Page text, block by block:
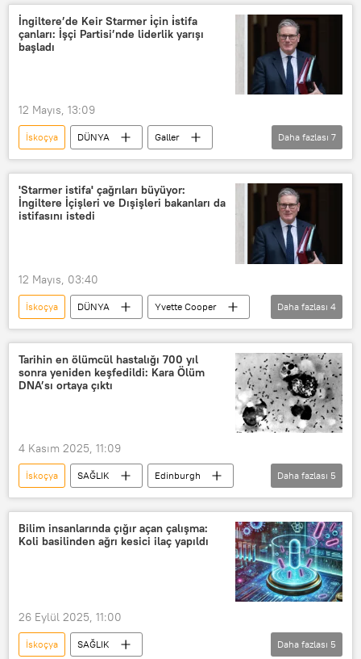
Bilim, Sanayi ve Teknoloji Bakanlığı
yılsonu2026
İngiltere’de Keir Starmer i̇çin i̇stifa
çanları: İşçi Partisi’nde liderlik yarışı
başladı
12 Mayıs, 13:09
İskoçya DÜNYA
Galler
Keir Starmer
Yvette Cooper
Manchester
David Lammy
İşçi Partisi
Yeşil Parti
Daha fazlası 7
'Starmer istifa' çağrıları büyüyor:
İngiltere İçişleri ve Dışişleri bakanları da
istifasını istedi
12 Mayıs, 03:40
İskoçya DÜNYA
Yvette Cooper
Andy Burnham
Galler
Manchester
Keir Starmer
Daha fazlası 4
Tarihin en ölümcül hastalığı 700 yıl
sonra yeniden keşfedildi: Kara Ölüm
DNA’sı ortaya çıktı
4 Kasım 2025, 11:09
İskoçya SAĞLIK
Edinburgh
DNA
Kara veba
veba
Salgın
Orta Çağ
Daha fazlası 5
Bilim insanlarında çığır açan çalışma:
Koli basilinden ağrı kesici ilaç yapıldı
26 Eylül 2025, 11:00
İskoçya
SAĞLIK
Daha fazlası 5